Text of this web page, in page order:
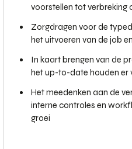
voorstellen tot verbreking
Zorgdragen voor de
het uitvoeren van de job
In kaart brengen van de
het up-to-date houden er
Het meedenken aan de
interne controles en
groei